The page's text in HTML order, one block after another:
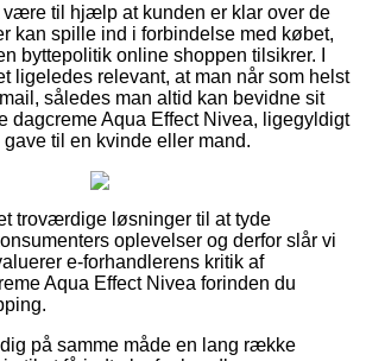
være til hjælp at kunden er klar over de
kan spille ind i forbindelse med købet,
byttepolitik online shoppen tilsikrer. I
ligeledes relevant, at man når som helst
således man altid kan bevidne sit
dagcreme Aqua Effect Nivea, ligegyldigt
til en kvinde eller mand.
troværdige løsninger til at tyde
oplevelser og derfor slår vi
e-forhandlerens kritik af
Aqua Effect Nivea forinden du
på samme måde en lang række